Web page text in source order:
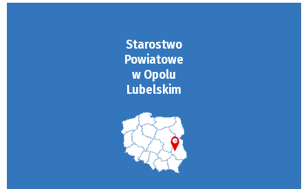
Starostwo
Powiatowe
w Opolu
Lubelskim